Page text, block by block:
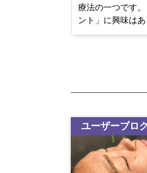
療法の一つです
ント」に興味は
しいことはわか
者様の不安を全
が私たちの役目で
ユーザーブロ